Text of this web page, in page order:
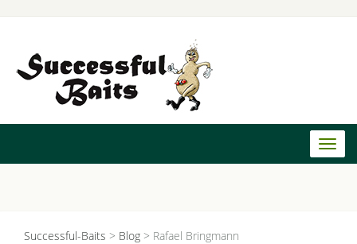
Successful-Baits > Blog > Rafael Bringmann